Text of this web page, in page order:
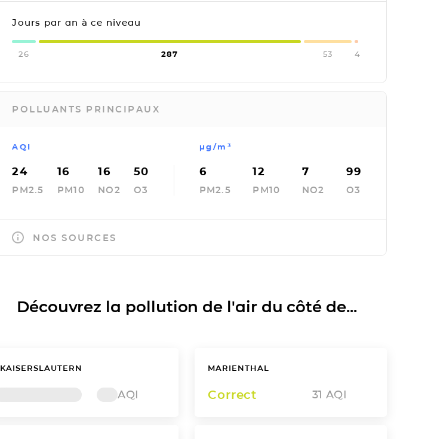
Jours par an à ce niveau
26 287 53 4
POLLUANTS PRINCIPAUX
AQI
24
PM2.5
16
PM10
16
NO2
50
O3
µg/m³
6
PM2.5
12
PM10
7
NO2
99
O3
NOS SOURCES
Découvrez la pollution de l'air du côté de...
KAISERSLAUTERN
AQI
MARIENTHAL
Correct 31 AQI